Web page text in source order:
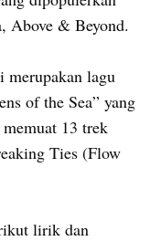
Above & Beyond.
lagu
of the Sea” yang
13 trek
Ties (Flow
lirik dan